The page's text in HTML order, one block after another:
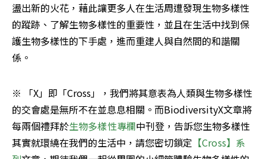
盪出新的火花，藉此讓更多人在生活周遭發現生物多樣性
的蹤跡、了解生物多樣性的重要性，並且在生活中找到保
護生物多樣性的下手處，進而重建人與自然間的和諧關
係。
※ 「X」即「Cross」，我們將其意表為人類與生物多樣性
的交會處是無所不在並息息相關。而BiodiversityX文章將
每兩個禮拜於生物多樣性專欄中刊登，告訴您生物多樣性
其實就環繞在我們的生活中，請您密切鎖定 【Cross】系